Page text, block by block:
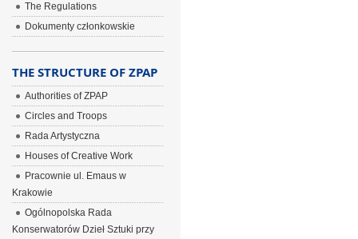
The Regulations
Dokumenty członkowskie
THE STRUCTURE OF ZPAP
Authorities of ZPAP
Circles and Troops
Rada Artystyczna
Houses of Creative Work
Pracownie ul. Emaus w
Krakowie
Ogólnopolska Rada
Konserwatorów Dzieł Sztuki przy